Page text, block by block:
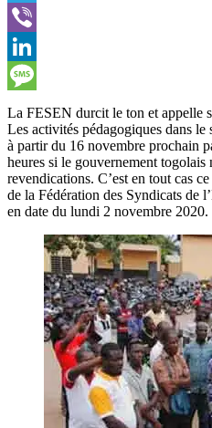
Telegram
Viber
LinkedIn
Message
La FESEN durcit le ton et appelle
Les activités pédagogiques dans le
à partir du 16 novembre prochain
heures si le gouvernement togolais
revendications. C’est en tout cas
de la Fédération des Syndicats de
en date du lundi 2 novembre 2020.